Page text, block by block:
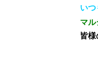
いつ
マ
皆